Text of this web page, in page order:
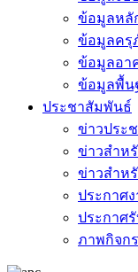
ข้อมูลหลั
ข้อมูลค
ข้อมูลอา
ข้อมูลพื้น
ประชาสัมพันธ์
ข่าวประ
ข่าวสำห
ข่าวสำห
ประกาศ
ประกาศ
ภาพกิจก